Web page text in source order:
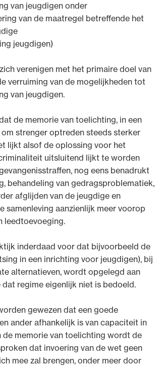
van jeugdigen onder
van de maatregel betreffende het
jeugdigen)
verenigen met het primaire doel van
verruiming van de mogelijkheden tot
van jeugdigen.
de memorie van toelichting, in een
strenger optreden steeds sterker
lijkt alsof de oplossing voor het
uitsluitend lijkt te worden
nog eens benadrukt
behandeling van gedragsproblematiek,
afglijden van de jeugdige en
samenleving aanzienlijk meer voorop
leedtoevoeging.
inderdaad voor dat bijvoorbeeld de
in een inrichting voor jeugdigen), bij
alternatieven, wordt opgelegd aan
regime eigenlijk niet is bedoeld.
gewezen dat een goede
ander afhankelijk is van capaciteit in
de memorie van toelichting wordt de
dat invoering van de wet geen
mee zal brengen, onder meer door